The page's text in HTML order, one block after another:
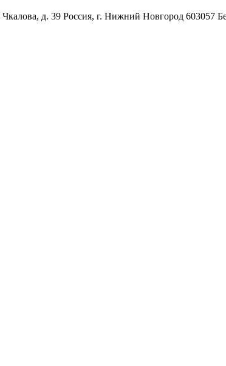
Чкалова, д. 39 Россия, г. Нижний Новгород 603057